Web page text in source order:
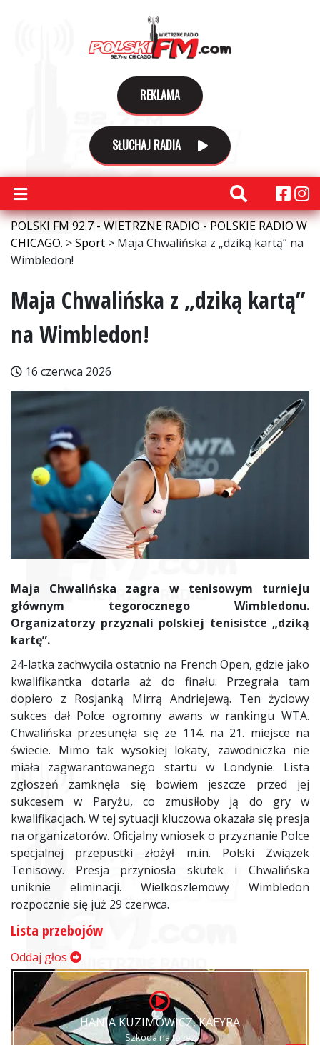
REKLAMA
SŁUCHAJ RADIA
POLSKI FM 92.7 - WIETRZNE RADIO - POLSKIE RADIO W
CHICAGO. >Sport > Maja Chwalińska z „dziką kartą” na
Wimbledon!
Maja Chwalińska z „dziką kartą”
na Wimbledon!
16 czerwca 2026
Maja Chwalińska zagra w tenisowym turnieju
głównym tegorocznego Wimbledonu.
Organizatorzy przyznali polskiej tenisistce „dziką
kartę”.
24-latka zachwyciła ostatnio na French Open, gdzie jako
kwalifikantka dotarła aż do finału. Przegrała tam
dopiero z Rosjanką Mirrą Andriejewą. Ten życiowy
sukces dał Polce ogromny awans w rankingu WTA.
Chwalińska przesunęła się ze 114. na 21. miejsce na
świecie. Mimo tak wysokiej lokaty, zawodniczka nie
miała zagwarantowanego startu w Londynie. Lista
zgłoszeń zamknęła się bowiem jeszcze przed jej
sukcesem w Paryżu, co zmusiłoby ją do gry w
kwalifikacjach. W tej sytuacji kluczowa okazała się presja
na organizatorów. Oficjalny wniosek o przyznanie Polce
specjalnej przepustki złożył m.in. Polski Związek
Tenisowy. Presja przyniosła skutek i Chwalińska
uniknie eliminacji. Wielkoszlemowy Wimbledon
rozpocznie się już 29 czerwca.
Lista przebojów
Oddaj głos
HANIA KUZIMOWICZ, KAEYRA
Szkoda na to łez